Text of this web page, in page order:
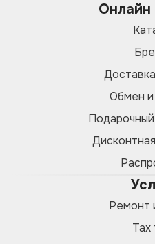
Онлайн
Обмен и
Ремонт